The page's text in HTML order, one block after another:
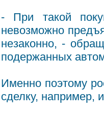
- При такой
невозможно
незаконно, -
подержанных
Именно поэтому
сделку, например,